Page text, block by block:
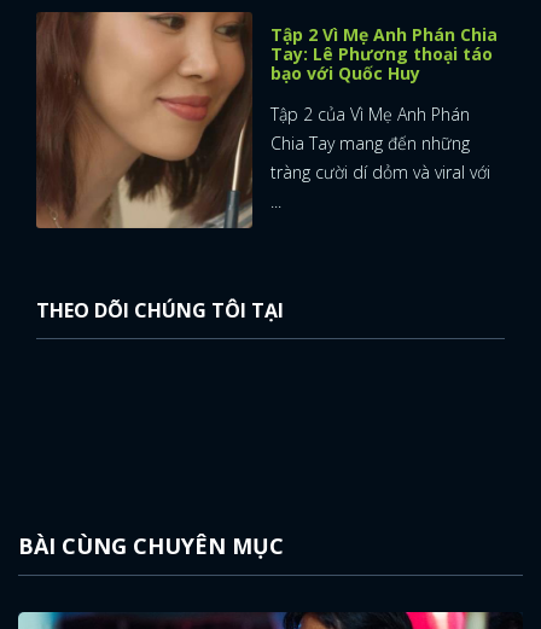
Tập 2 Vì Mẹ Anh Phán Chia
Tay: Lê Phương thoại táo
bạo với Quốc Huy
Tập 2 của Vì Mẹ Anh Phán
Chia Tay mang đến những
tràng cười dí dỏm và viral với
...
THEO DÕI CHÚNG TÔI TẠI
BÀI CÙNG CHUYÊN MỤC